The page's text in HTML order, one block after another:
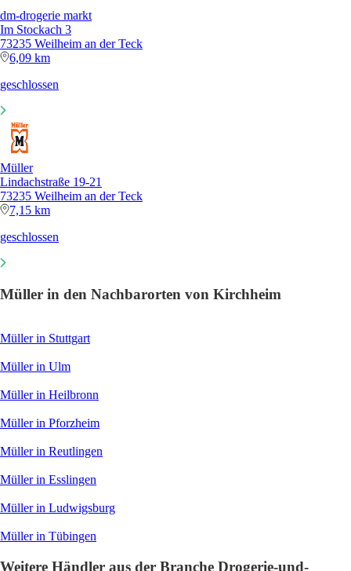
dm-drogerie markt
Im Stockach 3
73235 Weilheim an der Teck
6,09 km
geschlossen
Müller
Lindachstraße 19-21
73235 Weilheim an der Teck
7,15 km
geschlossen
Müller in den Nachbarorten von Kirchheim
Müller in Stuttgart
Müller in Ulm
Müller in Heilbronn
Müller in Pforzheim
Müller in Reutlingen
Müller in Esslingen
Müller in Ludwigsburg
Müller in Tübingen
Weitere Händler aus der Branche Drogerie-und-